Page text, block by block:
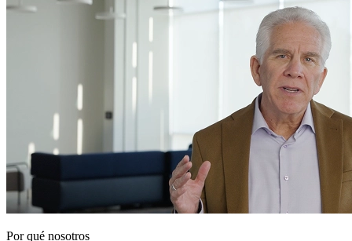
Por qué nosotros